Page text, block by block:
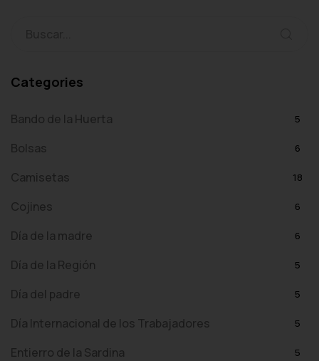
Categories
Bando de la Huerta 5
Bolsas 6
Camisetas 18
Cojines 6
Día de la madre 6
Día de la Región 5
Día del padre 5
Día Internacional de los Trabajadores 5
Entierro de la Sardina 5